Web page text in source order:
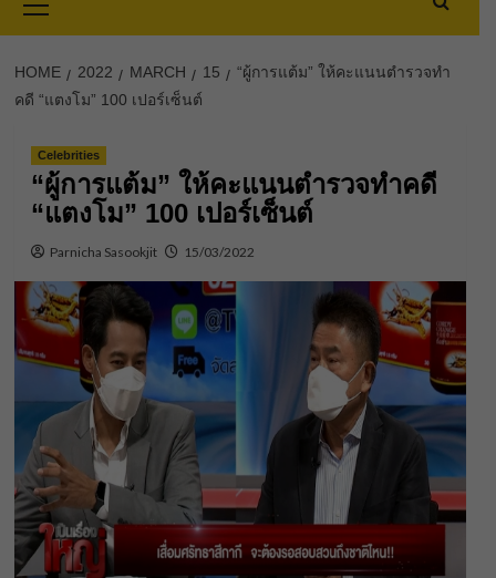
Menu
HOME 2022 MARCH 15
“ผู้การแต้ม” ให้คะแนนตำรวจทำ
คดี “แตงโม” 100 เปอร์เซ็นต์
Celebrities
“ผู้การแต้ม” ให้คะแนนตำรวจทำคดี
“แตงโม” 100 เปอร์เซ็นต์
Parnicha Sasookjit 15/03/2022